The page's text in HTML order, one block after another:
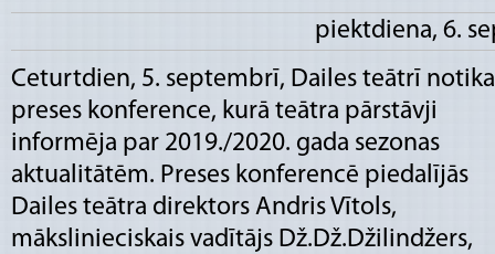
piektdiena, 6.
Ceturtdien, 5. septembrī, Dailes teātrī notika
preses konference, kurā teātra pārstāvji
informēja par 2019./2020. gada sezonas
aktualitātēm. Preses konferencē piedalījās
Dailes teātra direktors Andris Vītols,
mākslinieciskais vadītājs Dž.Dž.Džilindžers,